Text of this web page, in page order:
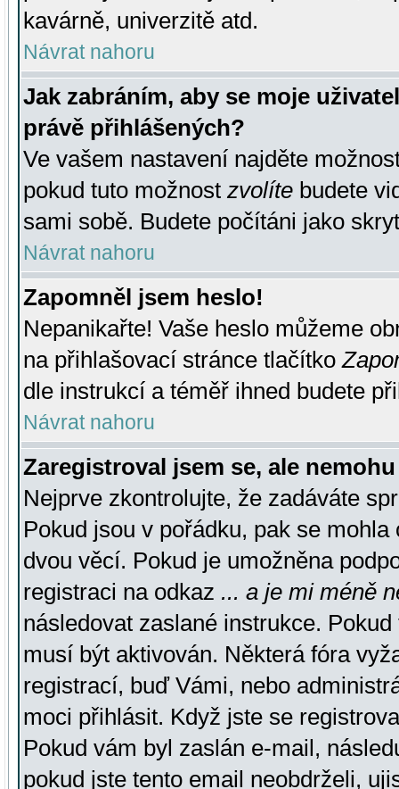
kavárně, univerzitě atd.
Návrat nahoru
Jak zabráním, aby se moje
právě přihlášených?
Ve vašem nastavení najděte
pokud tuto možnost zvolíte budete
sami sobě. Budete počítáni jako
Návrat nahoru
Zapomněl jsem heslo!
Nepanikařte! Vaše heslo můžeme
na přihlašovací stránce tlačítko
dle instrukcí a téměř ihned budete
Návrat nahoru
Zaregistroval jsem se, ale
Nejprve zkontrolujte, že zadáváte
Pokud jsou v pořádku, pak se
dvou věcí. Pokud je umožněna
registraci na odkaz ... a je mi méně
následovat zaslané instrukce.
musí být aktivován. Některá fóra
registrací, buď Vámi, nebo
moci přihlásit. Když jste se
Pokud vám byl zaslán e-mail,
pokud jste tento email neobdrželi,